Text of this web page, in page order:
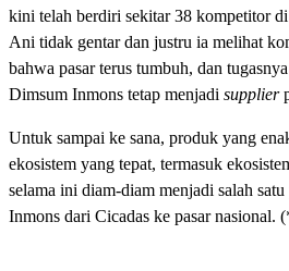
kini telah berdiri sekitar 38 kompetitor
Ani tidak gentar dan justru ia melihat
bahwa pasar terus tumbuh, dan
Dimsum Inmons tetap menjadi supplier
Untuk sampai ke sana, produk yang
ekosistem yang tepat, termasuk
selama ini diam-diam menjadi salah
Inmons dari Cicadas ke pasar nasional.